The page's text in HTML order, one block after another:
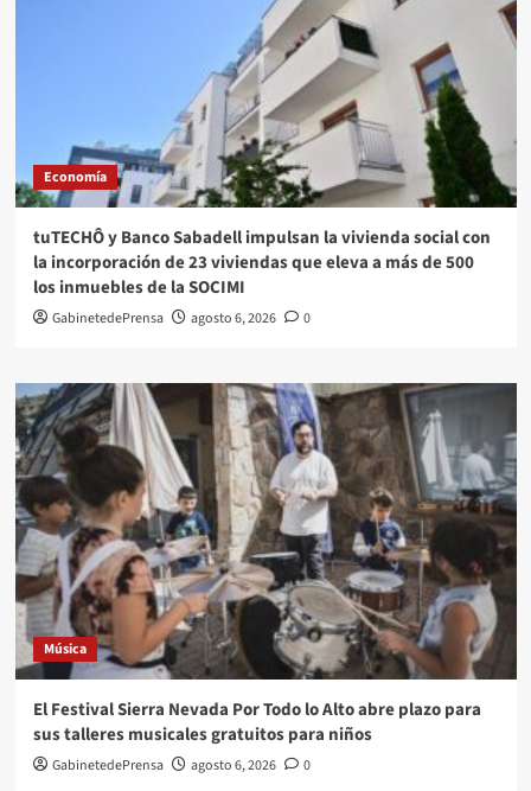
Economía
tuTECHÔ y Banco Sabadell impulsan la vivienda social con
la incorporación de 23 viviendas que eleva a más de 500
los inmuebles de la SOCIMI
GabinetedePrensa agosto 6, 2026 0
Música
El Festival Sierra Nevada Por Todo lo Alto abre plazo para
sus talleres musicales gratuitos para niños
GabinetedePrensa agosto 6, 2026 0